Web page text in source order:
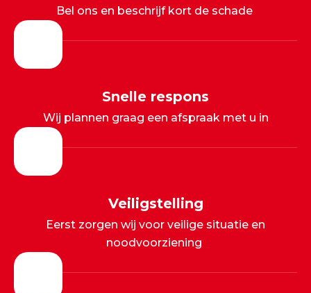
Bel ons en beschrijf kort de schade
Snelle respons
Wij plannen graag een afspraak met u in
Veiligstelling
Eerst zorgen wij voor veilige situatie en
noodvoorziening